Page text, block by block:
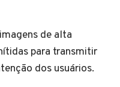
de alta
para transmitir
dos usuários.